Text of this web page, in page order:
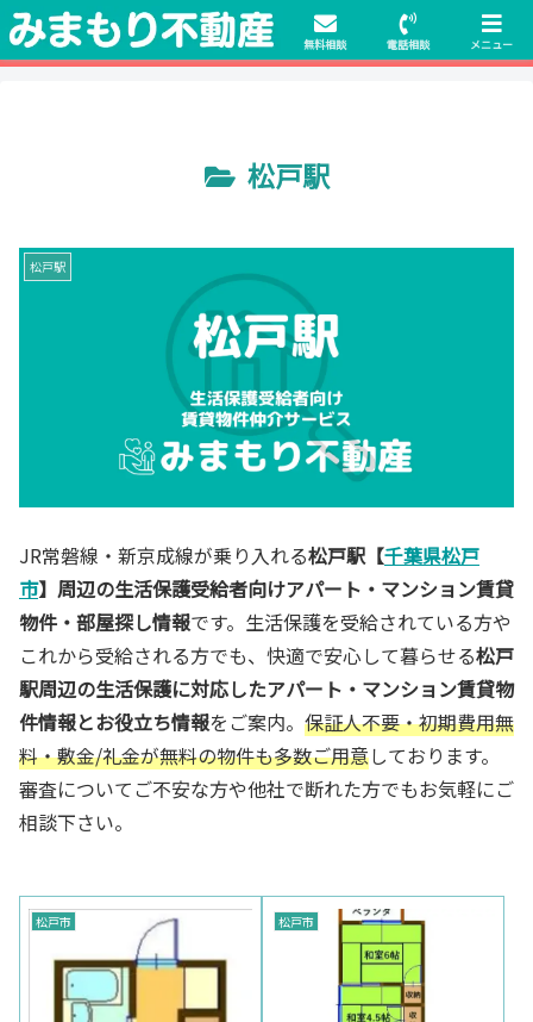
初期費用無料物件や保証人不要の物件も豊富にご用意！相談料無料でも申
請・手続きサポート付き！
松戸駅
松戸駅
JR常磐線・新京成線が乗り入れる松戸駅【千葉県松戸
市】周辺の生活保護受給者向けアパート・マンション賃貸
物件・部屋探し情報です。生活保護を受給されている方や
これから受給される方でも、快適で安心して暮らせる松戸
駅周辺の生活保護に対応したアパート・マンション賃貸物
件情報とお役立ち情報をご案内。 保証人不要・初期費用無
料・敷金/礼金が無料の物件も多数ご用意しております。
審査についてご不安な方や他社で断れた方でもお気軽にご
相談下さい。
松戸市 松戸市
無料相談 電話相談 メニュー